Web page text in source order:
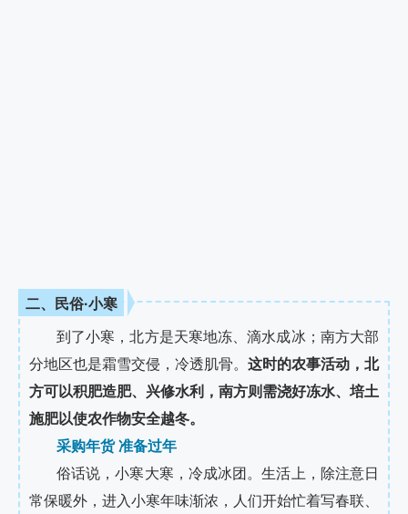
二、民俗·小寒
到了小寒，北方是天寒地冻、滴水成冰；南方大部
分地区也是霜雪交侵，冷透肌骨。 这时的农事活动，北
方可以积肥造肥、兴修水利，南方则需浇好冻水、培土
施肥以使农作物安全越冬。
采购年货 准备过年
俗话说，小寒大寒，冷成冰团。生活上，除注意日
常保暖外，进入小寒年味渐浓，人们开始忙着写春联、